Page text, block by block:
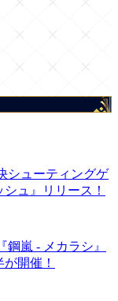
シューティングゲ
ュ』リリース！
嵐 - メカラシ』
開催！